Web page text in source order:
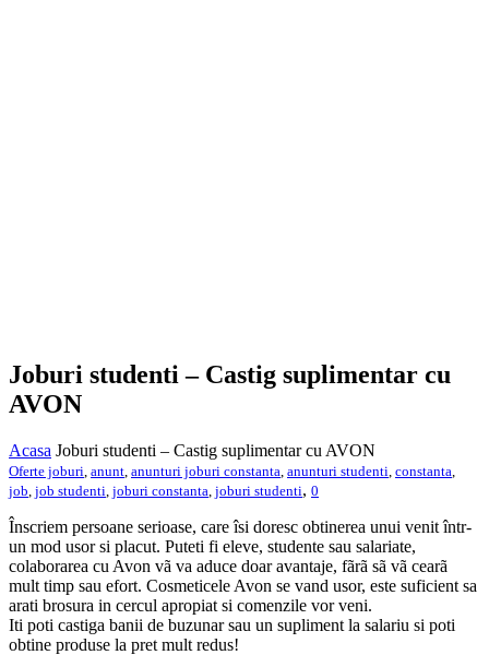
Joburi studenti – Castig suplimentar cu
AVON
Acasa Joburi studenti – Castig suplimentar cu AVON
Oferte joburi anunt anunturi joburi constanta anunturi studenti constanta
job job studenti joburi constanta joburi studenti, 0
Înscriem persoane serioase, care îsi doresc obtinerea unui venit într-
un mod usor si placut. Puteti fi eleve, studente sau salariate,
colaborarea cu Avon vã va aduce doar avantaje, fãrã sã vã cearã
mult timp sau efort. Cosmeticele Avon se vand usor, este suficient sa
arati brosura in cercul apropiat si comenzile vor veni.
Iti poti castiga banii de buzunar sau un supliment la salariu si poti
obtine produse la pret mult redus!